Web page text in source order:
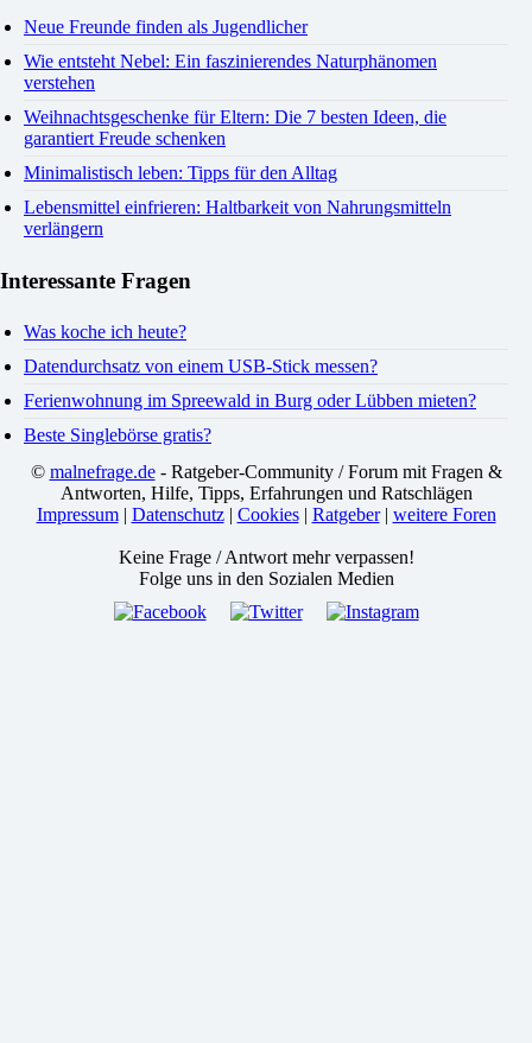
Neue Freunde finden als Jugendlicher
Wie entsteht Nebel: Ein faszinierendes Naturphänomen
verstehen
Weihnachtsgeschenke für Eltern: Die 7 besten Ideen, die
garantiert Freude schenken
Minimalistisch leben: Tipps für den Alltag
Lebensmittel einfrieren: Haltbarkeit von Nahrungsmitteln
verlängern
Interessante Fragen
Was koche ich heute?
Datendurchsatz von einem USB-Stick messen?
Ferienwohnung im Spreewald in Burg oder Lübben mieten?
Beste Singlebörse gratis?
© malnefrage.de- Ratgeber-Community / Forum mit Fragen &
Antworten, Hilfe, Tipps, Erfahrungen und Ratschlägen
Impressum| Datenschutz| Cookies| Ratgeber| weitere Foren
Keine Frage / Antwort mehr verpassen!
Folge uns in den Sozialen Medien